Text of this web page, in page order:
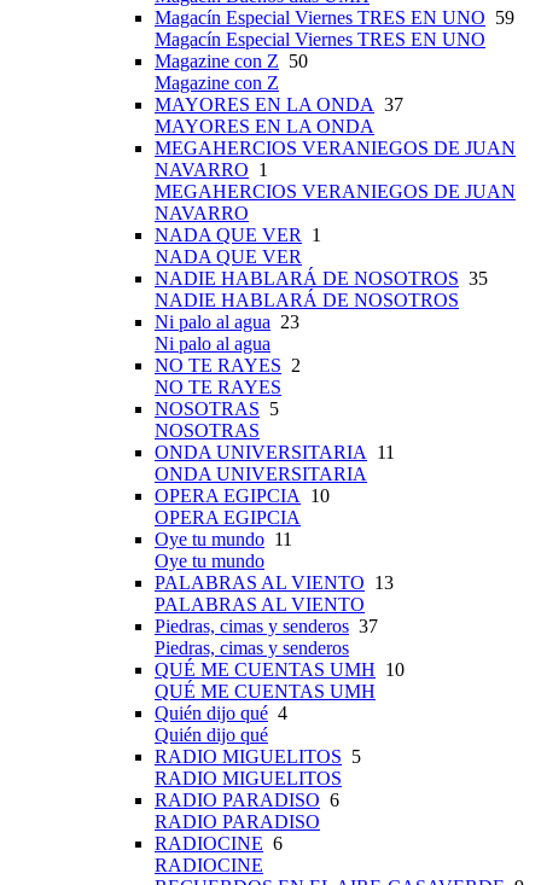
Magacín Especial Viernes TRES EN UNO 59
Magacín Especial Viernes TRES EN UNO
Magazine con Z 50
Magazine con Z
MAYORES EN LA ONDA 37
MAYORES EN LA ONDA
MEGAHERCIOS VERANIEGOS DE JUAN
NAVARRO 1
MEGAHERCIOS VERANIEGOS DE JUAN
NAVARRO
NADA QUE VER
1
NADA QUE VER
NADIE HABLARÁ DE NOSOTROS 35
NADIE HABLARÁ DE NOSOTROS
Ni palo al agua 23
Ni palo al agua
NO TE RAYES 2
NO TE RAYES
NOSOTRAS 5
NOSOTRAS
ONDA UNIVERSITARIA
11
ONDA UNIVERSITARIA
OPERA EGIPCIA
10
OPERA EGIPCIA
Oye tu mundo 11
Oye tu mundo
PALABRAS AL VIENTO 13
PALABRAS AL VIENTO
Piedras, cimas y senderos 37
Piedras, cimas y senderos
QUÉ ME CUENTAS UMH 10
QUÉ ME CUENTAS UMH
Quién dijo qué 4
Quién dijo qué
RADIO MIGUELITOS 5
RADIO MIGUELITOS
RADIO PARADISO 6
RADIO PARADISO
RADIOCINE 6
RADIOCINE